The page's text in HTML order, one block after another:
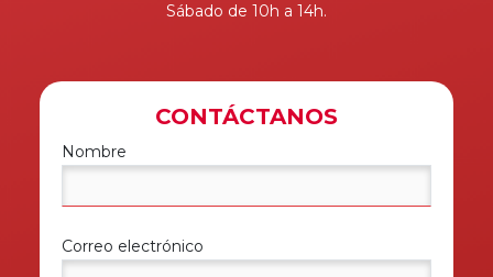
Sábado de 10h a 14h.
CONTÁCTANOS
Nombre
Correo electrónico